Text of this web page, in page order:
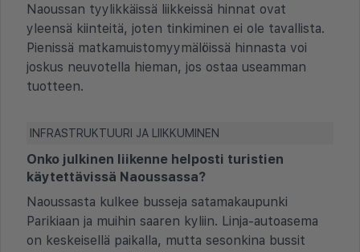
Naoussan tyylikkäissä liikkeissä hinnat ovat
yleensä kiinteitä, joten tinkiminen ei ole tavallista.
Pienissä matkamuistomyymälöissä hinnasta voi
joskus neuvotella hieman, jos ostaa useamman
tuotteen.
INFRASTRUKTUURI JA LIIKKUMINEN
Onko julkinen liikenne helposti turistien
käytettävissä Naoussassa?
Naoussasta kulkee busseja satamakaupunki
Parikiaan ja muihin saaren kyliin. Linja-autoasema
on keskeisellä paikalla, mutta sesonkina bussit